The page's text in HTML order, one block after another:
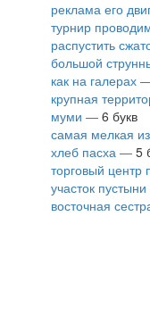
реклама его
турнир
распустить
большой
как на галерах
крупная
муми — 6 букв
самая мелкая
хлеб пасха — 5
торговый центр
участок
восточная